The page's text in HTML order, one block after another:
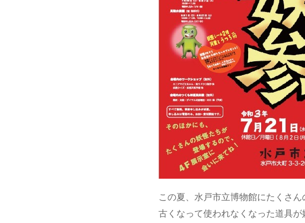
この夏、水戸市立博物館にたくさん
古くなって使われなくなった道具